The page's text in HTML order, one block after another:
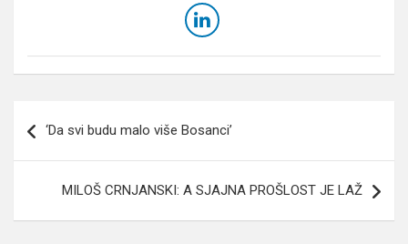
članaka
‘Da svi budu malo više Bosanci’
MILOŠ CRNJANSKI: A SJAJNA PROŠLOST JE LAŽ